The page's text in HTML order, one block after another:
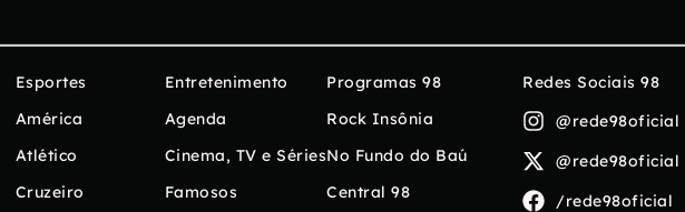
Esportes
América
Atlético
Cruzeiro
Entretenimento
Agenda
Cinema, TV e Séries
Famosos
Programas 98
Rock Insônia
No Fundo do Baú
Central 98
Redes Sociais 98
@rede98oficial
@rede98oficial
/rede98oficial